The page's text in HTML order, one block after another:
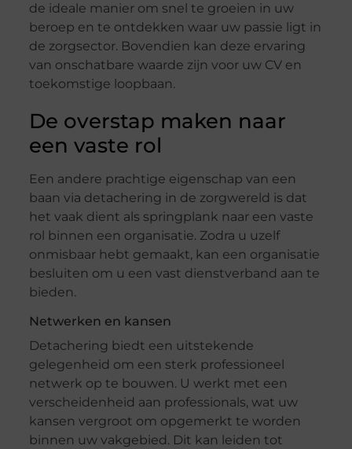
de ideale manier om snel te groeien in uw
beroep en te ontdekken waar uw passie ligt in
de zorgsector. Bovendien kan deze ervaring
van onschatbare waarde zijn voor uw CV en
toekomstige loopbaan.
De overstap maken naar
een vaste rol
Een andere prachtige eigenschap van een
baan via detachering in de zorgwereld is dat
het vaak dient als springplank naar een vaste
rol binnen een organisatie. Zodra u uzelf
onmisbaar hebt gemaakt, kan een organisatie
besluiten om u een vast dienstverband aan te
bieden.
Netwerken en kansen
Detachering biedt een uitstekende
gelegenheid om een sterk professioneel
netwerk op te bouwen. U werkt met een
verscheidenheid aan professionals, wat uw
kansen vergroot om opgemerkt te worden
binnen uw vakgebied. Dit kan leiden tot